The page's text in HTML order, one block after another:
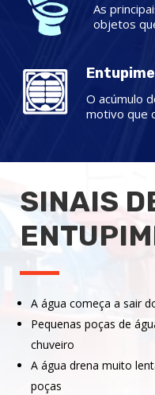
As
objetos
O acúmulo
motivo que
SINAIS
A água começa a sair
Pequenas poças de
chuveiro
A água drena muito
poças